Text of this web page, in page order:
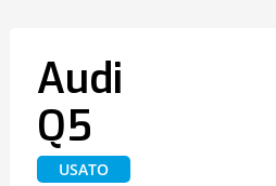
Audi
Q5
USATO